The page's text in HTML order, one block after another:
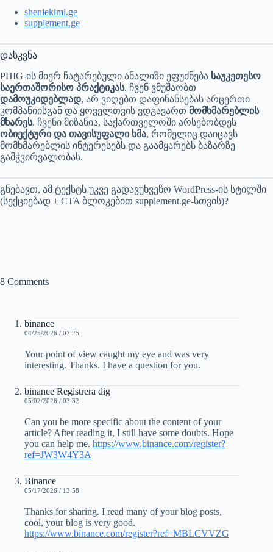
sheniekimi.ge
supplement.ge
დასკვნა
PHIG-ის მიერ ჩატარებული ანალიზი ეფუძნება საუკეთესო
საერთაშორისო პრაქტიკას. ჩვენ ვმუშაობთ
დამოუკიდებლად, არ ვიღებთ დაფინანსებას არცერთი
კომპანიისგან და ყოველთვის ვდგავართ მომხმარებლის
მხარეს. ჩვენი მიზანია, საქართველოში არსებობდეს
ობიექტური და თავისუფალი ხმა, რომელიც დაიცავს
მომხმარებლის ინტერესებს და გაამყარებს ბაზარზე
გამჭვირვალობას.
გნებავთ, ამ ტექსტს უკვე გადავუხვეწო WordPress-ის სტილში
(სექციებად + CTA ბლოკებით supplement.ge-სთვის)?
8 Comments
binance
04/25/2026 / 07:25
Your point of view caught my eye and was very
interesting. Thanks. I have a question for you.
binance Registrera dig
05/02/2026 / 03:32
Can you be more specific about the content of your
article? After reading it, I still have some doubts. Hope
you can help me. https://www.binance.com/register?
ref=JW3W4Y3A
Binance
05/17/2026 / 13:58
Thanks for sharing. I read many of your blog posts,
cool, your blog is very good.
https://www.binance.com/register?ref=MBLCVVZG